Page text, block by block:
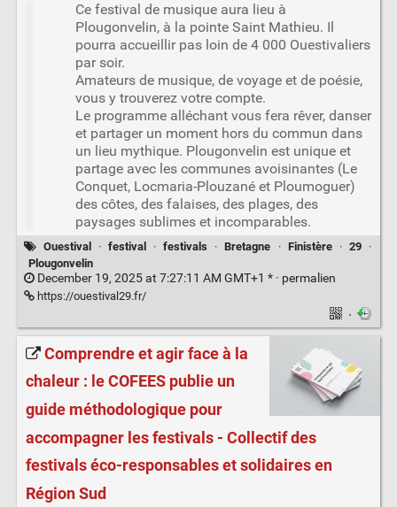
Ce festival de musique aura lieu à
Plougonvelin, à la pointe Saint Mathieu. Il
pourra accueillir pas loin de 4 000 Ouestivaliers
par soir.
Amateurs de musique, de voyage et de poésie,
vous y trouverez votre compte.
Le programme alléchant vous fera rêver, danser
et partager un moment hors du commun dans
un lieu mythique. Plougonvelin est unique et
partage avec les communes avoisinantes (Le
Conquet, Locmaria-Plouzané et Ploumoguer)
des côtes, des falaises, des plages, des
paysages sublimes et incomparables.
Ouestival · festival · festivals · Bretagne · Finistère · 29
·
Plougonvelin
December 19, 2025 at 7:27:11 AM GMT+1 * · permalien
https://ouestival29.fr/
·
Comprendre et agir face à la
chaleur : le COFEES publie un
guide méthodologique pour
accompagner les festivals - Collectif des
festivals éco-responsables et solidaires en
Région Sud